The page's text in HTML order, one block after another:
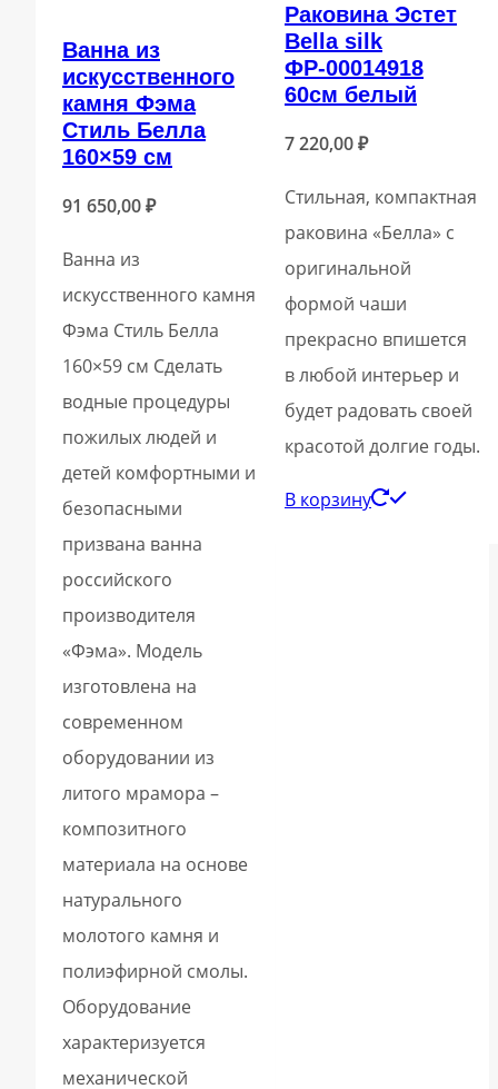
Ванна из
искусственного
камня Фэма
Стиль Белла
160×59 см
91 650,00₽
Ванна из
искусственного камня
Фэма Стиль Белла
160×59 см Сделать
водные процедуры
пожилых людей и
детей комфортными и
безопасными
призвана ванна
российского
производителя
«Фэма». Модель
изготовлена на
современном
оборудовании из
литого мрамора –
композитного
материала на основе
натурального
молотого камня и
полиэфирной смолы.
Оборудование
характеризуется
механической
Раковина Эстет
Bella silk
ФР-00014918
60см белый
7 220,00₽
Стильная, компактная
раковина «Белла» с
оригинальной
формой чаши
прекрасно впишется
в любой интерьер и
будет радовать своей
красотой долгие годы.
В корзину